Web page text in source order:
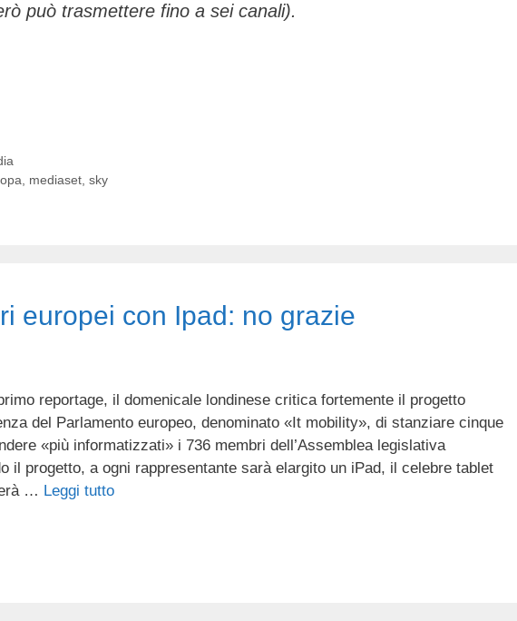
può trasmettere fino a sei canali).
, mediaset, sky
europei con Ipad: no grazie
reportage, il domenicale londinese critica fortemente il progetto
del Parlamento europeo, denominato «It mobility», di stanziare cinque
«più informatizzati» i 736 membri dell’Assemblea legislativa
il progetto, a ogni rappresentante sarà elargito un iPad, il celebre tablet
… Leggi tutto